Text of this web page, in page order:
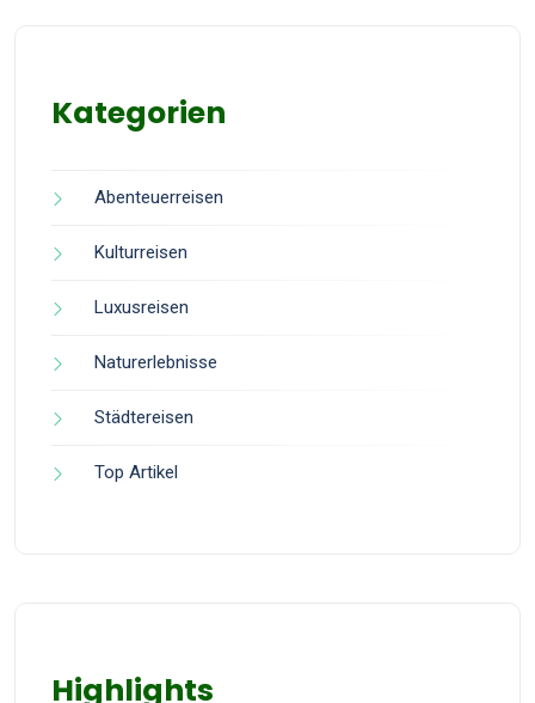
Kategorien
Abenteuerreisen
Kulturreisen
Luxusreisen
Naturerlebnisse
Städtereisen
Top Artikel
Highlights